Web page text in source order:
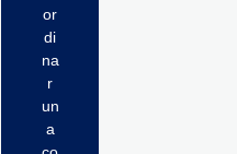
or
di
na
r
un
a